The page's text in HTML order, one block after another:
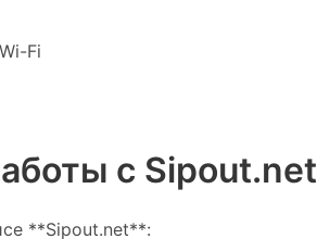
Fi
с Sipout.net
**Sipout.net**: